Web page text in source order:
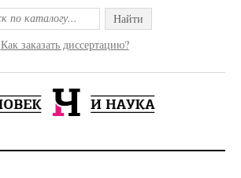
Найти
Как заказать диссертацию?